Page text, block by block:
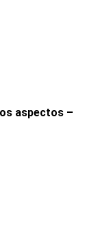
aspectos –